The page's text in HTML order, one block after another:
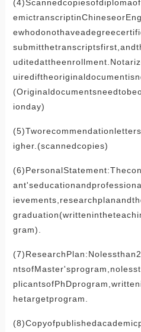
ionday)
igher.(scannedcopies)
gram).
hetargetprogram.